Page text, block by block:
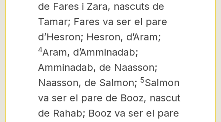
de Fares i Zara, nascuts de
Tamar; Fares va ser el pare
d’Hesron; Hesron, d’Aram;
4Aram, d’Amminadab;
Amminadab, de Naasson;
Naasson, de Salmon; 5Salmon
va ser el pare de Booz, nascut
de Rahab; Booz va ser el pare